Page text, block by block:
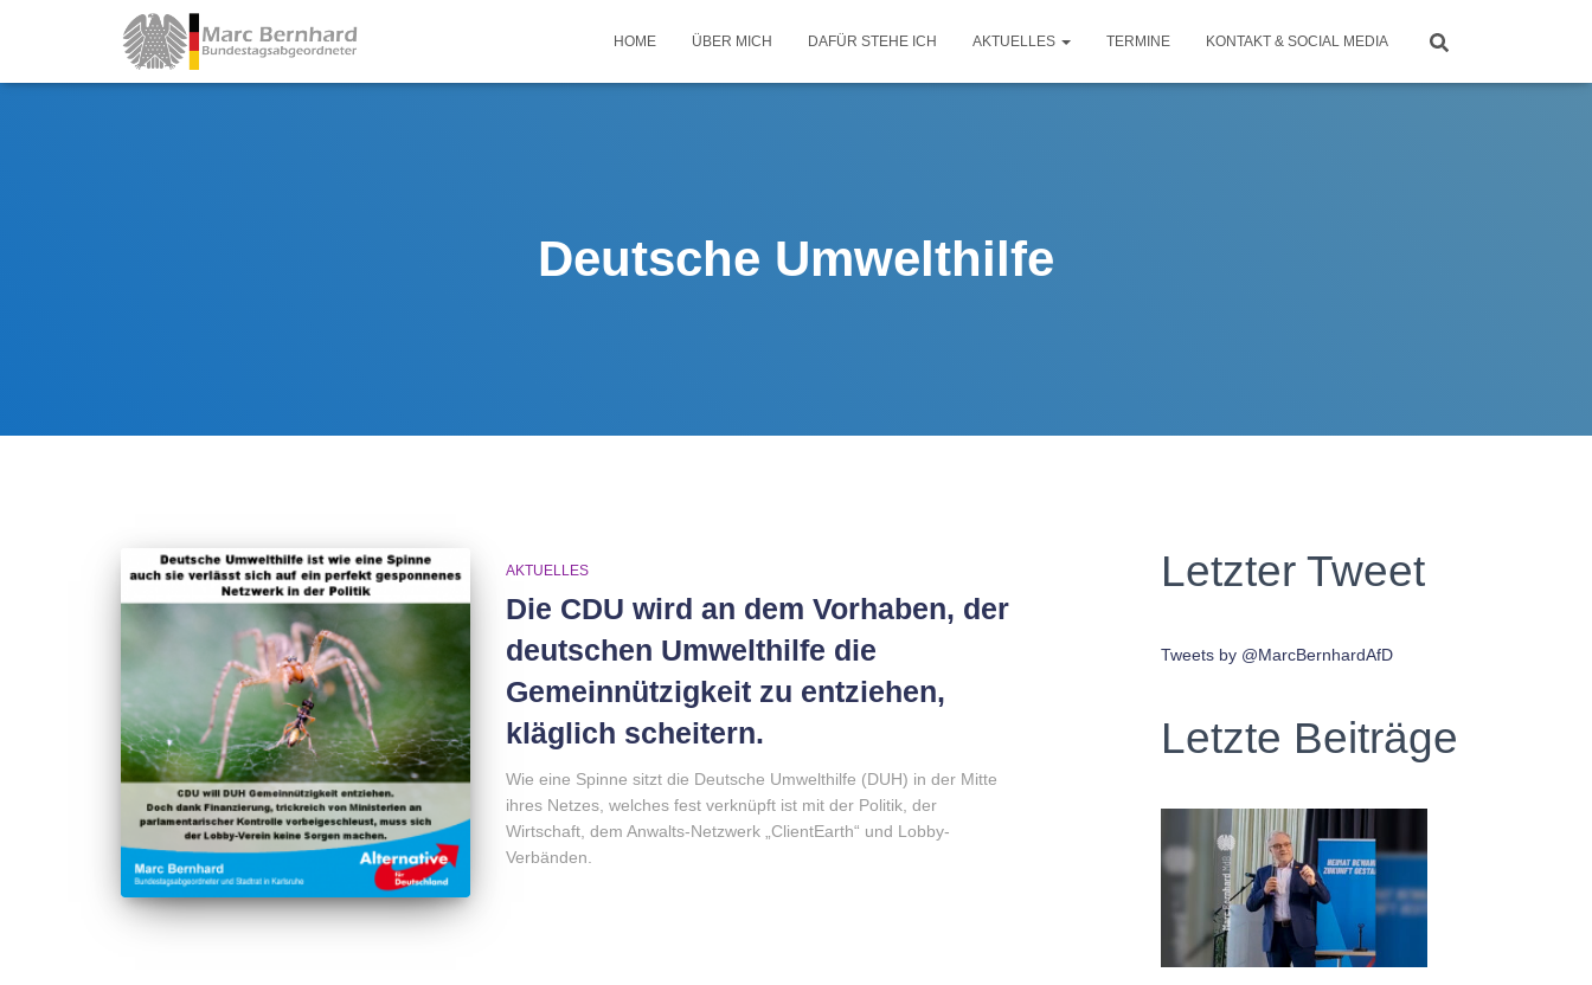
HOME ÜBER MICH DAFÜR STEHE ICH AKTUELLES TERMINE KONTAKT & SOCIAL MEDIA
Deutsche Umwelthilfe
AKTUELLES
Die CDU wird an dem Vorhaben, der
deutschen Umwelthilfe die
Gemeinnützigkeit zu entziehen,
kläglich scheitern.
Wie eine Spinne sitzt die Deutsche Umwelthilfe (DUH) in der Mitte
ihres Netzes, welches fest verknüpft ist mit der Politik, der
Wirtschaft, dem Anwalts-Netzwerk „ClientEarth“ und Lobby-
Verbänden.
Letzter Tweet
Tweets by @MarcBernhardAfD
Letzte Beiträge